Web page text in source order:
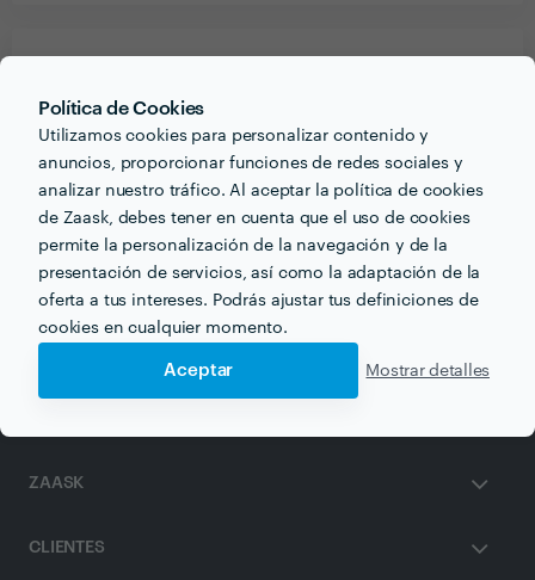
Política de Cookies
Utilizamos cookies para personalizar contenido y
anuncios, proporcionar funciones de redes sociales y
analizar nuestro tráfico. Al aceptar la política de cookies
de Zaask, debes tener en cuenta que el uso de cookies
permite la personalización de la navegación y de la
presentación de servicios, así como la adaptación de la
oferta a tus intereses. Podrás ajustar tus definiciones de
cookies en cualquier momento.
Aceptar Mostrar detalles
Barato
Otros servicios proporcionados por Barato
Reparación de Calentador de Gas en zaragoza
ZAASK
CLIENTES